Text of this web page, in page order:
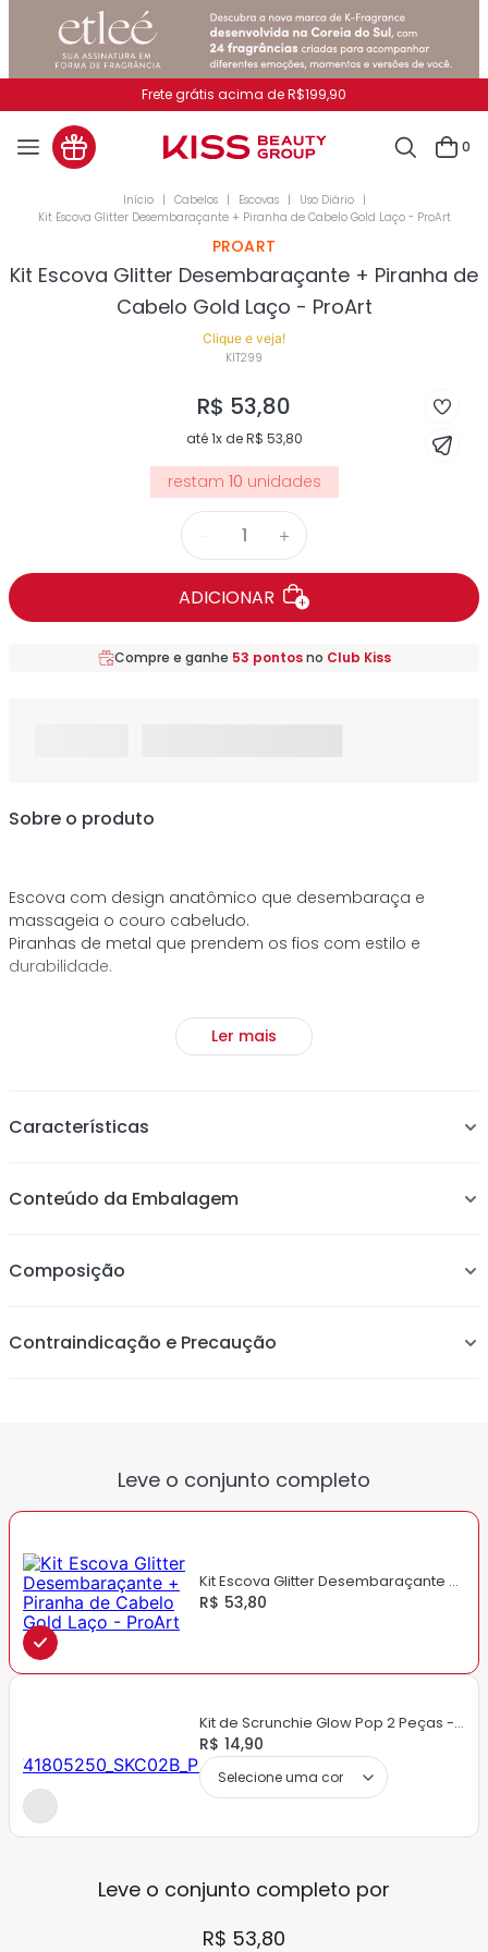
Pague no PIX e ganhe 7% OFF
0
Cabelos Escovas
Uso Diário
Kit Escova Glitter Desembaraçante + Piranha de Cabelo Gold Laço - ProArt
PROART
Kit Escova Glitter Desembaraçante + Piranha de
Cabelo Gold Laço - ProArt
Clique e veja!
KIT299
R$ 53,80
até1x deR$ 53,80
restam 10 unidades
＋
ADICIONAR
Compre e ganhe 53 pontosno Club Kiss
Sobre o produto
Escova com design anatômico que desembaraça e
massageia o couro cabeludo.
Piranhas de metal que prendem os fios com estilo e
durabilidade.
Ler mais
Características
Escova com design anatômico que desembaraça e
massageia o couro cabeludo.
durabilidade.
Conteúdo da Embalagem
Composição
Contraindicação e Precaução
Leve o conjunto completo
Kit Escova Glitter Desembaraçante +
Piranha de Cabelo Gold Laço -
R$ 53,80
Kit de Scrunchie Glow Pop 2 Peças -
ProArt
R$ 14,90
Leve o conjunto completo por
R$ 53,80